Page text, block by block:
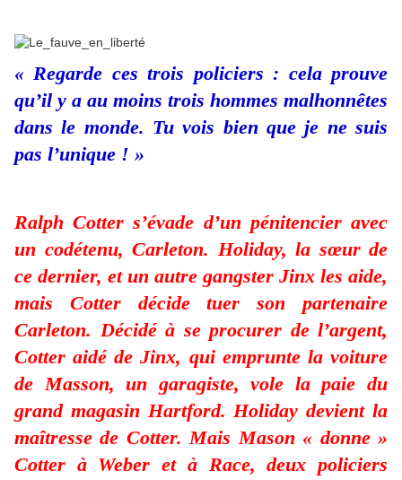
« Regarde ces trois policiers : cela prouve
qu’il y a au moins trois hommes malhonnêtes
dans le monde. Tu vois bien que je ne suis
pas l’unique ! »
Ralph Cotter s’évade d’un pénitencier avec
un codétenu, Carleton. Holiday, la sœur de
ce dernier, et un autre gangster Jinx les aide,
mais Cotter décide tuer son partenaire
Carleton. Décidé à se procurer de l’argent,
Cotter aidé de Jinx, qui emprunte la voiture
de Masson, un garagiste, vole la paie du
grand magasin Hartford. Holiday devient la
maîtresse de Cotter. Mais Mason « donne »
Cotter à Weber et à Race, deux policiers